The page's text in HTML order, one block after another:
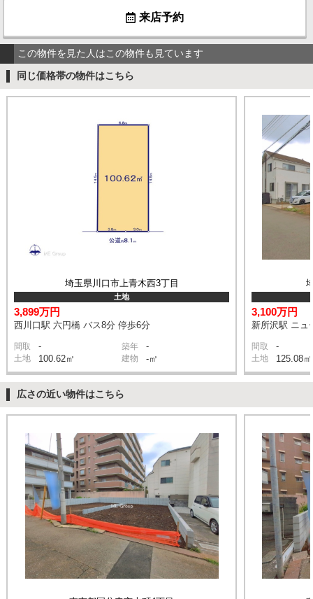
来店予約
この物件を見た人はこの物件も見ています
同じ価格帯の物件はこちら
埼玉県川口市上青木西3丁目
土地
3,899万円
西川口駅 六円橋 バス8分 停歩6分
間取 - 築年 -
土地 100.62㎡ 建物 -㎡
3,100万円
新所沢駅 ニュ
間取 -
土地 125.08㎡
広さの近い物件はこちら